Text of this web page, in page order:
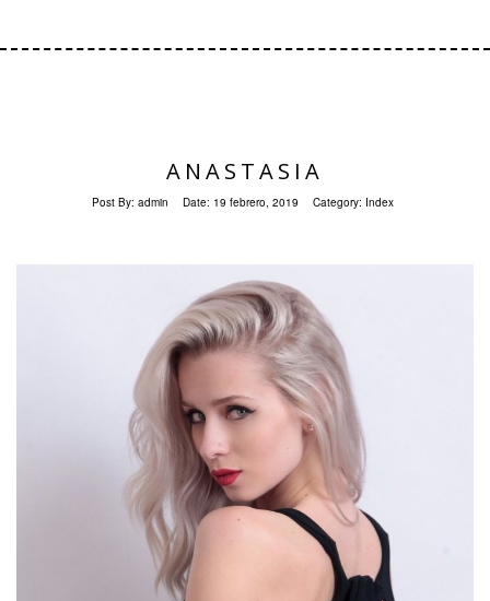
ANASTASIA
Post By: admin Date: 19 febrero, 2019 Category: Index